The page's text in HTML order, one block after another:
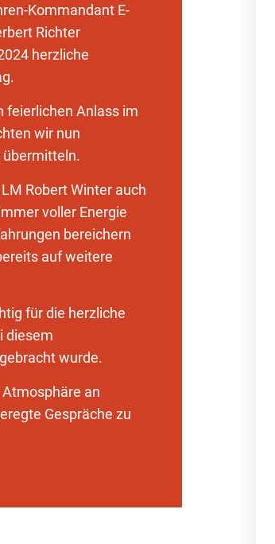
Kommandant E-
Richter
herzliche
feierlichen Anlass im
wir nun
übermitteln.
Robert Winter auch
voller Energie
bereichern
auf weitere
für die herzliche
diesem
wurde.
an
Gespräche zu